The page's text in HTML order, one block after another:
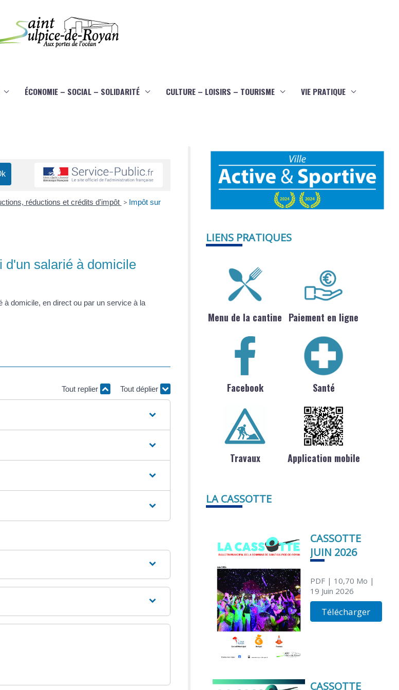
ÉCONOMIE – SOCIAL – SOLIDARITÉ CULTURE – LOISIRS – TOURISME VIE PRATIQUE
réductions et crédits d'impôt > Impôt sur
d'un salarié à domicile
domicile, en direct ou par un service à la
Tout replier Tout déplier
LIENS PRATIQUES
Menu de la cantine Paiement en ligne
Facebook Santé
Travaux Application mobile
LA CASSOTTE
CASSOTTE
JUIN 2026
PDF| 10,70 Mo |
19 Juin 2026
Télécharger
CASSOTTE